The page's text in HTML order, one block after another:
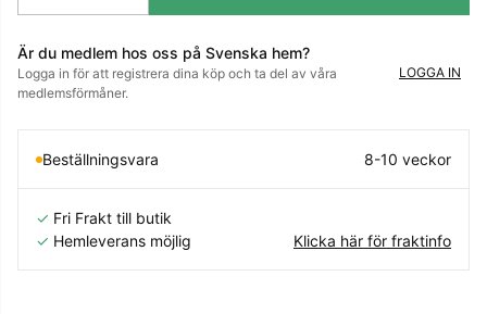
Är du medlem hos oss på Svenska hem?
Logga in för att registrera dina köp och ta del av våra
medlemsförmåner.
LOGGA IN
Beställningsvara 8-10 veckor
✓ Fri Frakt till butik
✓ Hemleverans möjlig Klicka här för fraktinfo